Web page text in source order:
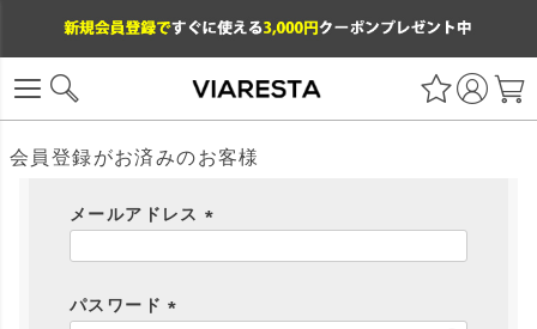
会員登録がお済みのお客様
メールアドレス
パスワード